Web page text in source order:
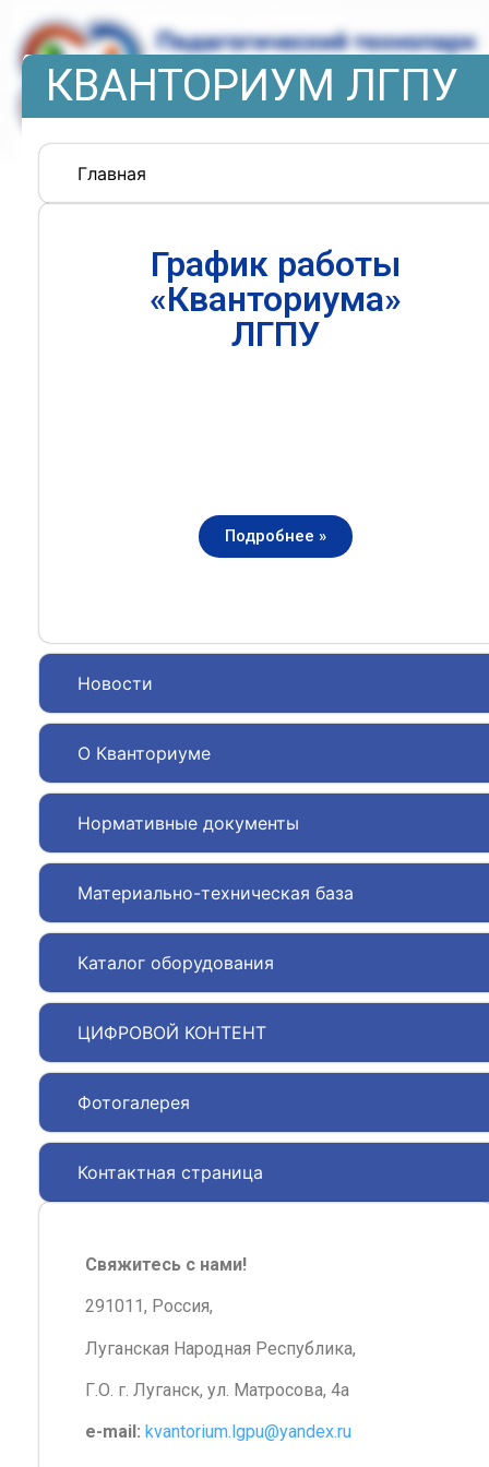
КВАНТОРИУМ ЛГПУ
Главная
Новости
О Кванториуме
Нормативные документы
Материально-техническая база
Каталог оборудования
ЦИФРОВОЙ КОНТЕНТ
Фотогалерея
Контактная страница
График работы
«Кванториума»
ЛГПУ
Подробнее »
Свяжитесь с нами!
291011, Россия,
Луганская Народная Республика,
Г.О. г. Луганск, ул. Матросова, 4а
e-mail: kvantorium.lgpu@yandex.ru